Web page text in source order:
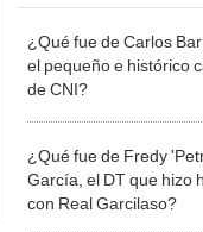
¿Qué fue de Carlos
el pequeño e histórico
de CNI?
¿Qué fue de Fredy
García, el DT que hizo
con Real Garcilaso?